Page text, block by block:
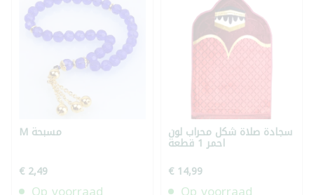
M مسبحة
€ 2,49
سجادة صلاة شكل محراب لون
احمر 1 قطعة
€ 14,99